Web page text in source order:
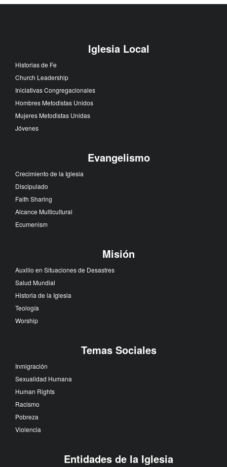
Iglesia Local
Historias de Fe
Church Leadership
Iniciativas Congregacionales
Hombres Metodistas Unidos
Mujeres Metodistas Unidas
Jóvenes
Evangelismo
Crecimiento de la Iglesia
Discipulado
Faith Sharing
Alcance Multicultural
Ecumenism
Misión
Auxilio en Situaciones de Desastres
Salud Mundial
Historia de la Iglesia
Teología
Worship
Temas Sociales
Inmigración
Sexualidad Humana
Human Rights
Racismo
Pobreza
Violencia
Entidades de la Iglesia